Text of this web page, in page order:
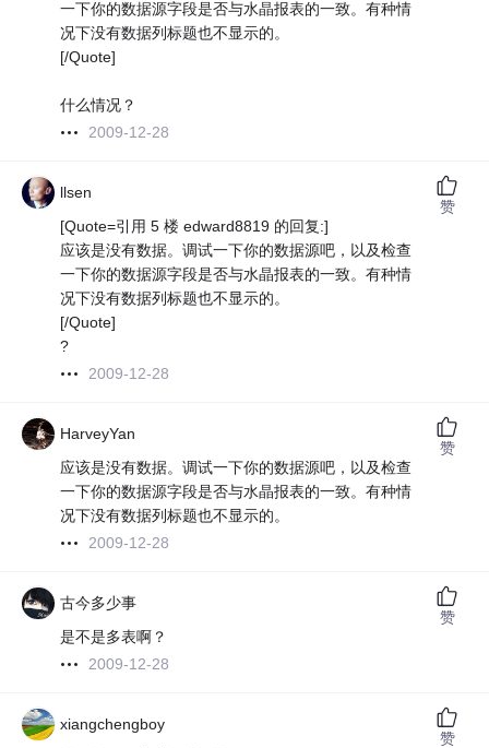
一下你的数据源字段是否与水晶报表的一致。有种情
况下没有数据列标题也不显示的。
[/Quote]
什么情况？
2009-12-28
llsen
[Quote=引用 5 楼 edward8819 的回复:]
应该是没有数据。调试一下你的数据源吧，以及检查
一下你的数据源字段是否与水晶报表的一致。有种情
况下没有数据列标题也不显示的。
[/Quote]
?
2009-12-28
赞
HarveyYan
应该是没有数据。调试一下你的数据源吧，以及检查
一下你的数据源字段是否与水晶报表的一致。有种情
况下没有数据列标题也不显示的。
2009-12-28
赞
古今多少事
是不是多表啊？
2009-12-28
赞
xiangchengboy
赞